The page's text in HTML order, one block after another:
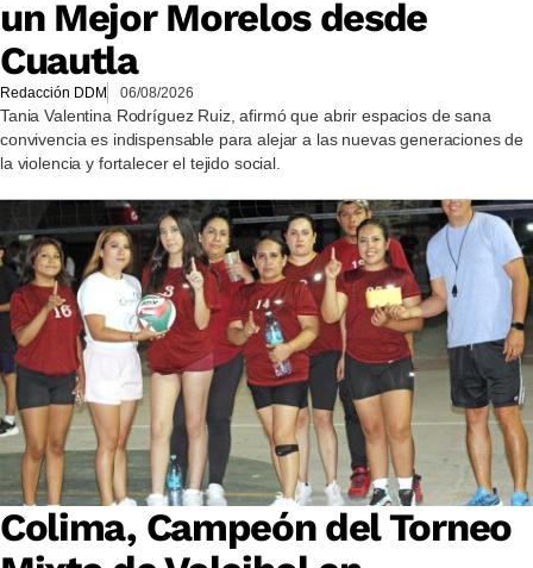
un Mejor Morelos desde
Cuautla
Redacción DDM 06/08/2026
Tania Valentina Rodríguez Ruiz, afirmó que abrir espacios de sana
convivencia es indispensable para alejar a las nuevas generaciones de
la violencia y fortalecer el tejido social.
Colima, Campeón del Torneo